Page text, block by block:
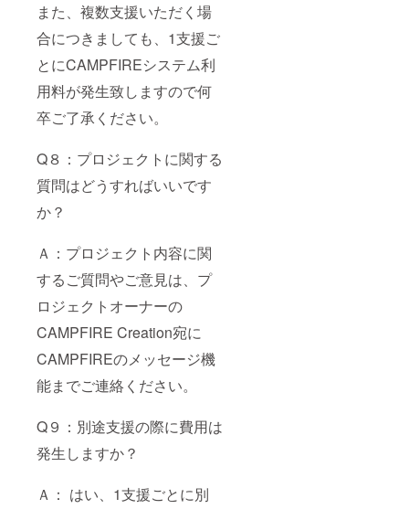
また、複数支援いただく場
合につきましても、1支援ご
とにCAMPFIREシステム利
用料が発生致しますので何
卒ご了承ください。
Q８：プロジェクトに関する
質問はどうすればいいです
か？
Ａ：プロジェクト内容に関
するご質問やご意見は、プ
ロジェクトオーナーの
CAMPFIRE Creation宛に
CAMPFIREのメッセージ機
能までご連絡ください。
Q９：別途支援の際に費用は
発生しますか？
Ａ： はい、1支援ごとに別